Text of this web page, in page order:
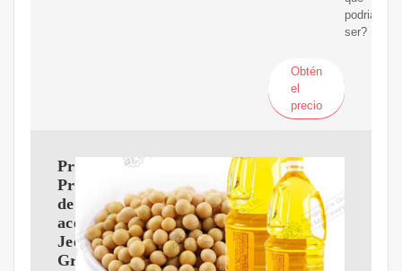
podria
ser?
Obtén
el
precio
Problemas
Presión
de
aceite
Jeep
Grand